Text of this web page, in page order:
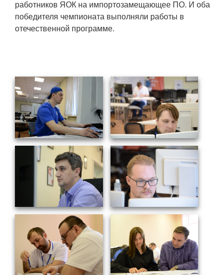
Технологии водородной энергетики
Цифровые продукты
Услуги
Прочая продукция
Испытательный центр ВЭИ
СОЦИАЛЬНАЯ ОТВЕТСТВЕННОСТЬ
Охрана окружающей среды
Программы по оздоровлению
Обеспечение жильем
Социальная поддержка
Спорт и отдых
Санаторий-профилакторий
работников ЯОК на импортозамещающее ПО. И оба
победителя чемпионата выполняли работы в
отечественной программе.